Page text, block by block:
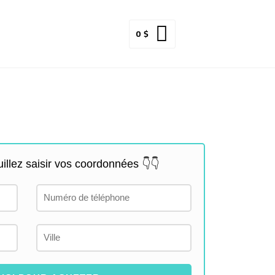
0$
saisir vos coordonnées 👇👇